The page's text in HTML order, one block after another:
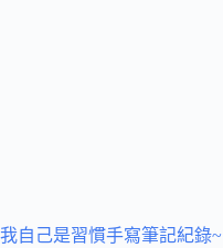
我自己是習慣手寫筆記紀錄~